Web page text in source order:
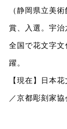
（静岡県立美
賞、入選。宇治
全国で花文字
躍。
【現在】日本
／京都彫刻家協